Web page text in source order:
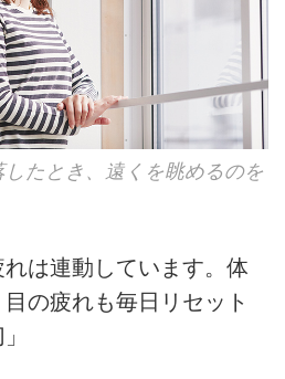
たとき、遠くを眺めるのを
れは連動しています。体
の疲れも毎日リセット